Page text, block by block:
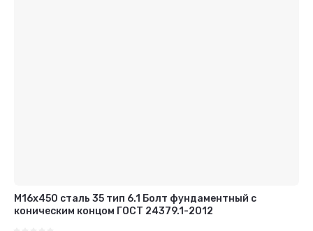
М16х450 сталь 35 тип 6.1 Болт фундаментный с
коническим концом ГОСТ 24379.1-2012